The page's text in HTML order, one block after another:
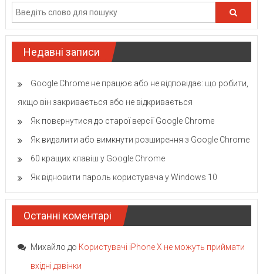
Недавні записи
Google Chrome не працює або не відповідає: що робити,
якщо він закривається або не відкривається
Як повернутися до старої версії Google Chrome
Як видалити або вимкнути розширення з Google Chrome
60 кращих клавіш у Google Chrome
Як відновити пароль користувача у Windows 10
Останні коментарі
Михайло до Користувачі iPhone X не можуть приймати
вхідні дзвінки